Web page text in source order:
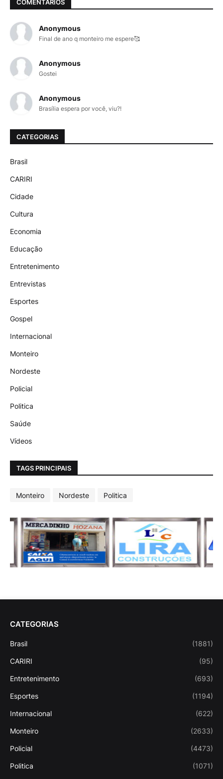
COMENTÁRIOS
Anonymous
Final de ano q monteiro me espere🥰
Anonymous
Gostei
Anonymous
Brasília espera por você, viu?!
CATEGORIAS
Brasil
CARIRI
Cidade
Cultura
Economia
Educação
Entretenimento
Entrevistas
Esportes
Gospel
Internacional
Monteiro
Nordeste
Policial
Politica
Saúde
Vídeos
TAGS PRINCIPAIS
Monteiro Nordeste Politica
CATEGORIAS
Brasil (1881)
CARIRI (95)
Entretenimento (693)
Esportes (1194)
Internacional (622)
Monteiro (2633)
Policial (4473)
Politica (1071)